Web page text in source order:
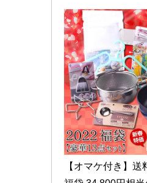
【オマケ付き】